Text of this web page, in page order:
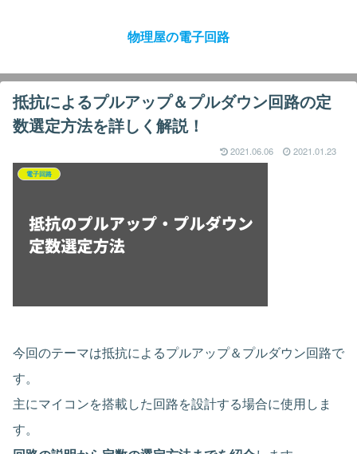
物理屋の電子回路
抵抗によるプルアップ＆プルダウン回路の定
数選定方法を詳しく解説！
2021.06.06 2021.01.23
電子回路
今回のテーマは抵抗によるプルアップ＆プルダウン回路で
す。
主にマイコンを搭載した回路を設計する場合に使用しま
す。